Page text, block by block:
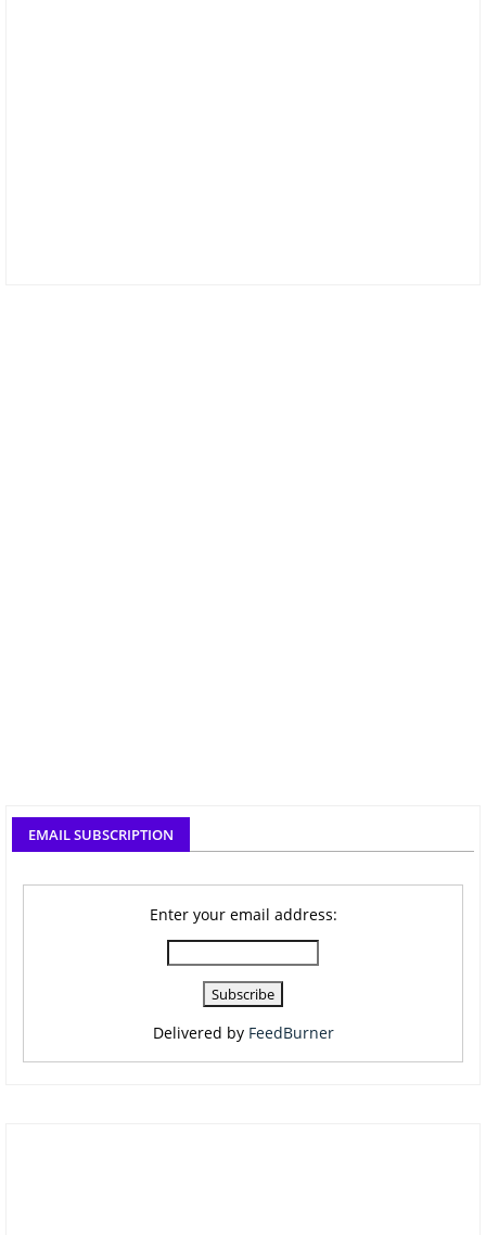
EMAIL SUBSCRIPTION
Enter your email address:
Delivered by FeedBurner